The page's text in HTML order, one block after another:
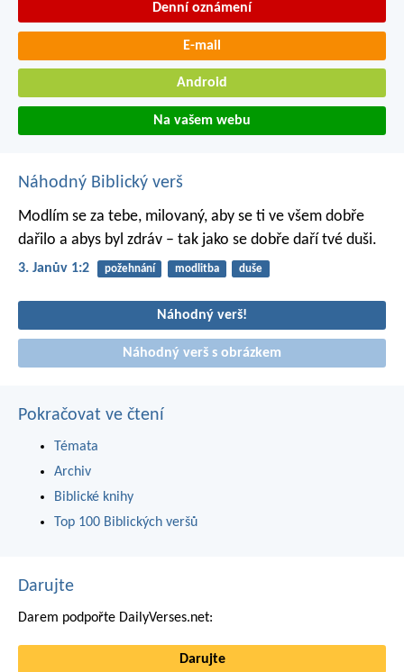
Denní oznámení
E-mail
Android
Na vašem webu
Náhodný Biblický verš
Modlím se za tebe, milovaný, aby se ti ve všem dobře
dařilo a abys byl zdráv – tak jako se dobře daří tvé duši.
3. Janův 1:2 požehnání modlitba duše
Náhodný verš!
Náhodný verš s obrázkem
Pokračovat ve čtení
Témata
Archiv
Biblické knihy
Top 100 Biblických veršů
Darujte
Darem podpořte DailyVerses.net:
Darujte